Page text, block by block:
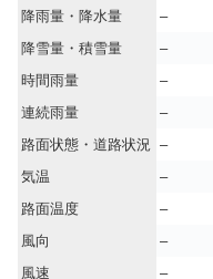
降雨量・降水量
–
降雪量・積雪量
–
時間雨量
–
連続雨量
–
路面状態・道路状況 –
気温
–
路面温度
–
風向
–
風速
–